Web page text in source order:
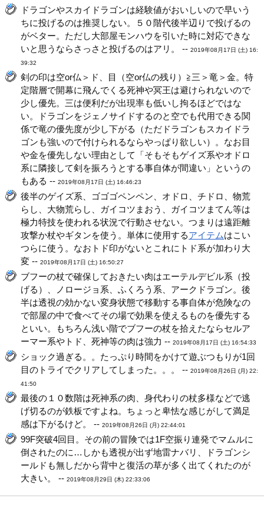
ドラゴンやスカイドラゴンは経験値がおいしいので早いう
ちに投げるのは推奨しない。５０階代後半辺りで投げるの
がベター。ただし大部屋モンハウを引いた時に対応できな
いと思うならさっさと投げるのはアリ。 --2019年08月17日 (土) 16:
39:32
剣の印は空or仏＞ド、目（空or仏の残り）≧三＞竜＞金。特
定階層で開幕に飛んでくる死神や冥王は避けられないので
少し優先。三は便利だが出現率も低いし拘るほどではな
い。ドラゴンをジェノサイドするのと空でも代用できる関
係で竜の優先度が少し下がる（ただドラゴンもスカイドラ
ゴンも強いので付けられるならやっぱり欲しい）。なお目
や金を優先しない理由として「そもそもゲイズ系やオドロ
系に隣接して剣を振ろうとする事自体が間違い」というの
もある --2019年08月17日 (土) 16:46:23
後半のゲイズ系、ゴゴゴペンペン、オドロ、チドロ、物荒
らし、大物荒らし、ガイコツまおう、ガイコツまてん等は
極力特技を使われる状況で行動させない。つまりは遠距離
攻撃か杖やギタンを使う。単体に使用するアイテムはこい
つらに使う。なおトド印がないとこれにトド系が加わり大
変 --2019年08月17日 (土) 16:50:27
ブフーの杖で確保しておきたい肉はエーテルデビル系（投
げる）、ノロージョ系、ふくろう系、アークドラゴン。後
半は透視の効かない変身状態で移動する事自体が危険なの
で部屋の中で食べてその場で効果を使えるものを優先する
といい。もちろん浅い階でブフーの杖を拾えたならセルア
ーマー系やトド、死神等の肉は強力 --2019年08月17日 (土) 16:54:33
ショック過ぎる。。たっぷり時間をかけて遊ぶつもりが1回
目のトライでクリアしてしまった。。。 --2019年08月26日 (月) 22:
41:50
最後の１０数階は死神系の肉、身代わりの杖多様などで逃
げ切るのが鉄板ですよね。ちょっと卑怯な感じがして満足
感は下がるけど。 --2019年08月26日 (月) 22:44:01
99F突破4回目。その前の冒険では1F空振り連発でマムルに
倒されたのに…しかも透視が出ず地雷ナバリ、ドラゴンシ
ールドも無しだから背中と復活の草が多く出てくれたのが
大きい。 --2019年08月29日 (木) 22:33:06